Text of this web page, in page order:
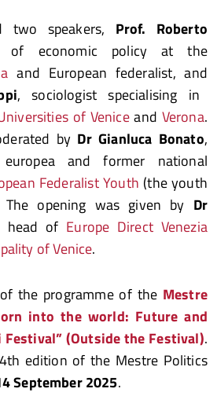
two speakers, Prof. Roberto
of economic policy at the
and European federalist, and
, sociologist specialising in
of Veniceand Verona.
by Dr Gianluca Bonato,
and former national
Federalist Youth (the youth
The opening was given by Dr
head of Europe Direct Venezia
of Venice.
the programme of the Mestre
into the world: Future and
Festival” (Outside the Festival).
edition of the Mestre Politics
September 2025.